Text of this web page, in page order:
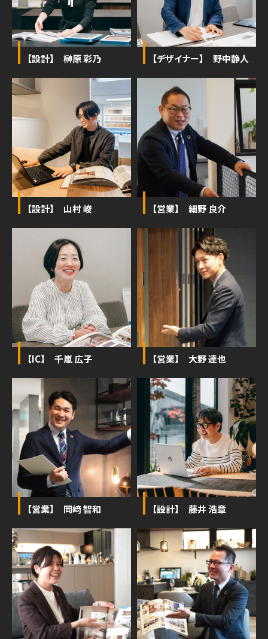
【設計】 榊原 彩乃 【デザイナー】 野中静人
【設計】 山村 峻 【営業】 細野 良介
【IC】 千嵐 広子 【営業】 大野 達也
【営業】 岡﨑 智和 【設計】 藤井 浩章